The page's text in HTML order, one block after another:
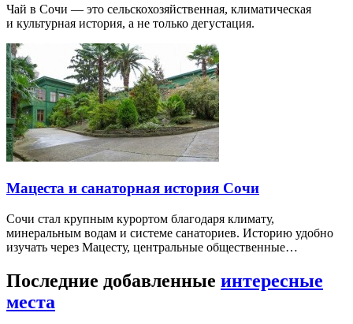
Чай в Сочи — это сельскохозяйственная, климатическая
и культурная история, а не только дегустация.
Мацеста и санаторная история Сочи
Сочи стал крупным курортом благодаря климату,
минеральным водам и системе санаториев. Историю удобно
изучать через Мацесту, центральные общественные…
Последние добавленные интересные
места